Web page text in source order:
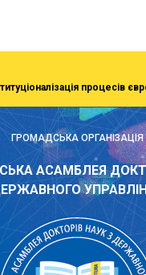
ГРОМАДСЬКА ОРГАНІЗАЦІЯ
АСАМБЛЕЯ